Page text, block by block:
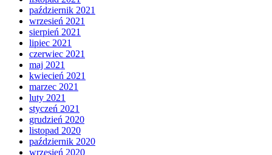
październik 2021
wrzesień 2021
sierpień 2021
lipiec 2021
czerwiec 2021
maj 2021
kwiecień 2021
marzec 2021
luty 2021
styczeń 2021
grudzień 2020
listopad 2020
październik 2020
wrzesień 2020